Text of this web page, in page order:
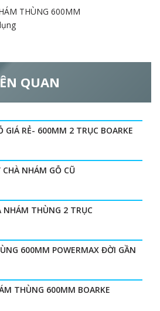
THÙNG 600MM
QUAN
GIÁ RẺ- 600MM 2 TRỤC BOARKE
CHÀ NHÁM GỖ CŨ
NHÁM THÙNG 2 TRỤC
600MM POWERMAX ĐỜI GẦN
THÙNG 600MM BOARKE